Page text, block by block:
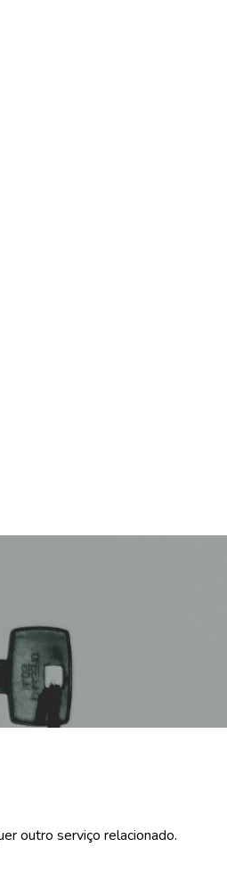
outro serviço relacionado.